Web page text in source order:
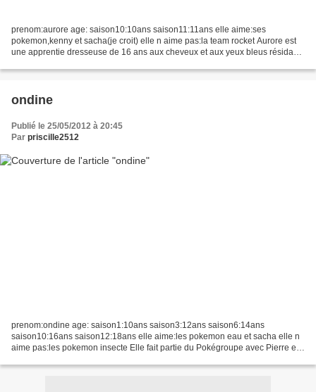
prenom:aurore age: saison10:10ans saison11:11ans elle aime:ses
pokemon,kenny et sacha(je croit) elle n aime pas:la team rocket Aurore est
une apprentie dresseuse de 16 ans aux cheveux et aux yeux bleus résidant
ondine
Publié le 25/05/2012 à 20:45
Par priscille2512
prenom:ondine age: saison1:10ans saison3:12ans saison6:14ans
saison10:16ans saison12:18ans elle aime:les pokemon eau et sacha elle n
aime pas:les pokemon insecte Elle fait partie du Pokégroupe avec Pierre et